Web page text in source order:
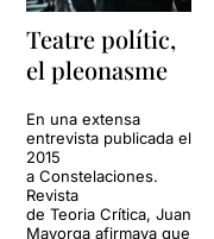
Teatre polític,
el pleonasme
En una extensa
entrevista publicada el
2015
a Constelaciones.
Revista
de Teoria Crítica, Juan
Mayorga afirmava que